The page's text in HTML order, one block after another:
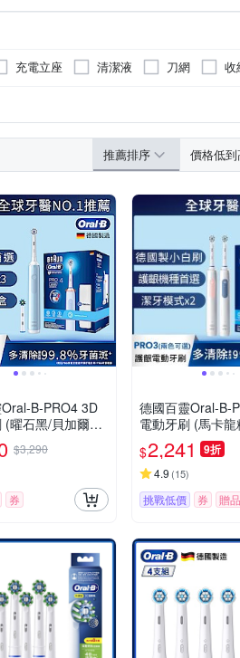
充電立座 清潔液 刀網 收
推薦排序 價格低
B-PRO4 3D
(曜石黑/貝加爾湖
$3,290
券
德國百靈Oral-B-
電動牙刷 (馬卡
$2,241 9折
4.9 (15)
挑戰低價 券 贈品